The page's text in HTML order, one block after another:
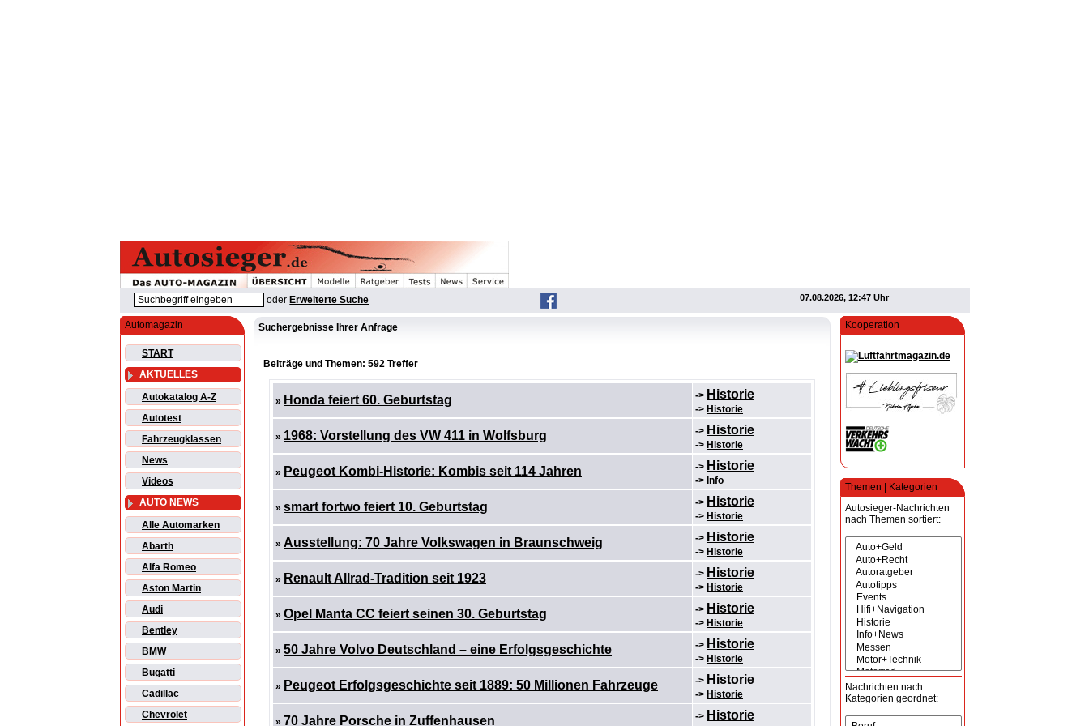
oder Erweiterte Suche 07.08.2026, 12:47 Uhr
Automagazin
START
AKTUELLES
Autokatalog A-Z
Autotest
Fahrzeugklassen
News
Videos
AUTO NEWS
Alle Automarken
Abarth
Alfa Romeo
Aston Martin
Audi
Bentley
BMW
Bugatti
Cadillac
Chevrolet
Kooperation
Themen | Kategorien
Autosieger-Nachrichten
nach Themen sortiert:
Nachrichten nach
Kategorien geordnet:
Suchergebnisse Ihrer Anfrage
Beiträge und Themen: 592 Treffer
» Honda feiert 60. Geburtstag -> Historie
-> Historie
» 1968: Vorstellung des VW 411 in Wolfsburg -> Historie
-> Historie
» Peugeot Kombi-Historie: Kombis seit 114 Jahren -> Historie
-> Info
» smart fortwo feiert 10. Geburtstag -> Historie
-> Historie
» Ausstellung: 70 Jahre Volkswagen in Braunschweig -> Historie
-> Historie
» Renault Allrad-Tradition seit 1923 -> Historie
-> Historie
» Opel Manta CC feiert seinen 30. Geburtstag -> Historie
-> Historie
» 50 Jahre Volvo Deutschland – eine Erfolgsgeschichte -> Historie
-> Historie
» Peugeot Erfolgsgeschichte seit 1889: 50 Millionen Fahrzeuge -> Historie
-> Historie
» 70 Jahre Porsche in Zuffenhausen -> Historie